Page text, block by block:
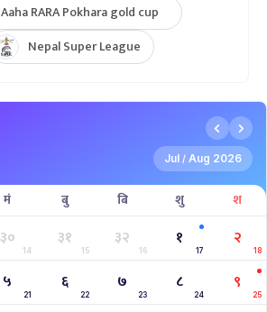
Aaha RARA Pokhara gold cup
Nepal Super League
Jul / Aug 2026
मं बु बि शु श
३०
14
३१
15
३२
16
१
17
२
18
५
21
६
22
७
23
८
24
९
25